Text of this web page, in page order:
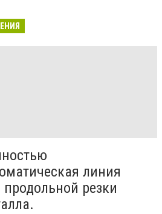
линия
продольной резки